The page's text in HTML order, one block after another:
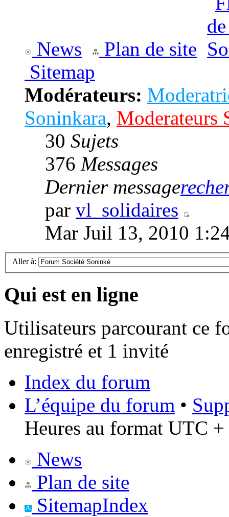
News
Plan de site
Sitemap
Modérateurs:
Soninkara, Moderateurs
30 Sujets
376 Messages
Dernier message
par vl_solidaires
Mar Juil 13, 2010
Aller à:
Qui est en ligne
Utilisateurs parcourant ce
enregistré et 1 invité
Index du forum
L’équipe du forum •
Heures au format UTC +
News
Plan de site
SitemapIndex